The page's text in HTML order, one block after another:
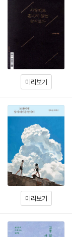
미리보기
미리보기